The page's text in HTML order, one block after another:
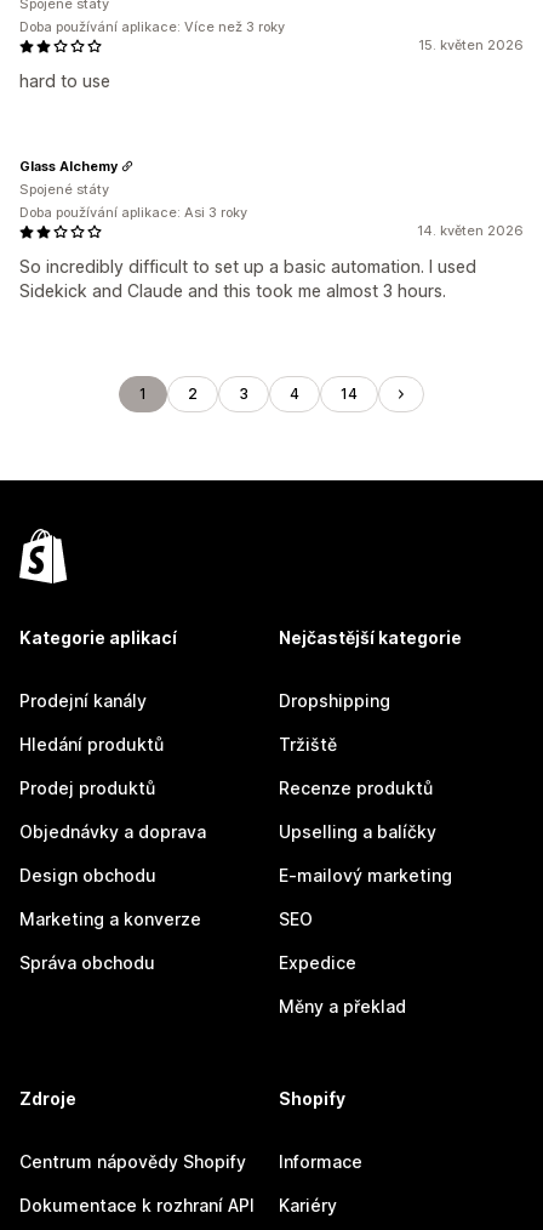
15. květen 2026
hard to use
Spojené státy
Doba používání aplikace: Více než 3 roky
14. květen 2026
So incredibly difficult to set up a basic automation. I used
Sidekick and Claude and this took me almost 3 hours.
Glass Alchemy
Spojené státy
Doba používání aplikace: Asi 3 roky
1 2 3 4 14
Kategorie aplikací
Prodejní kanály
Hledání produktů
Prodej produktů
Objednávky a doprava
Design obchodu
Marketing a konverze
Správa obchodu
Nejčastější kategorie
Dropshipping
Tržiště
Recenze produktů
Upselling a balíčky
E-mailový marketing
SEO
Expedice
Měny a překlad
Zdroje
Centrum nápovědy Shopify
Dokumentace k rozhraní API
Shopify
Informace
Kariéry